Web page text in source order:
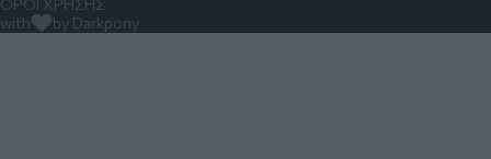
ΟΡΟΙ ΧΡΗΣΗΣ
with
by Darkpony